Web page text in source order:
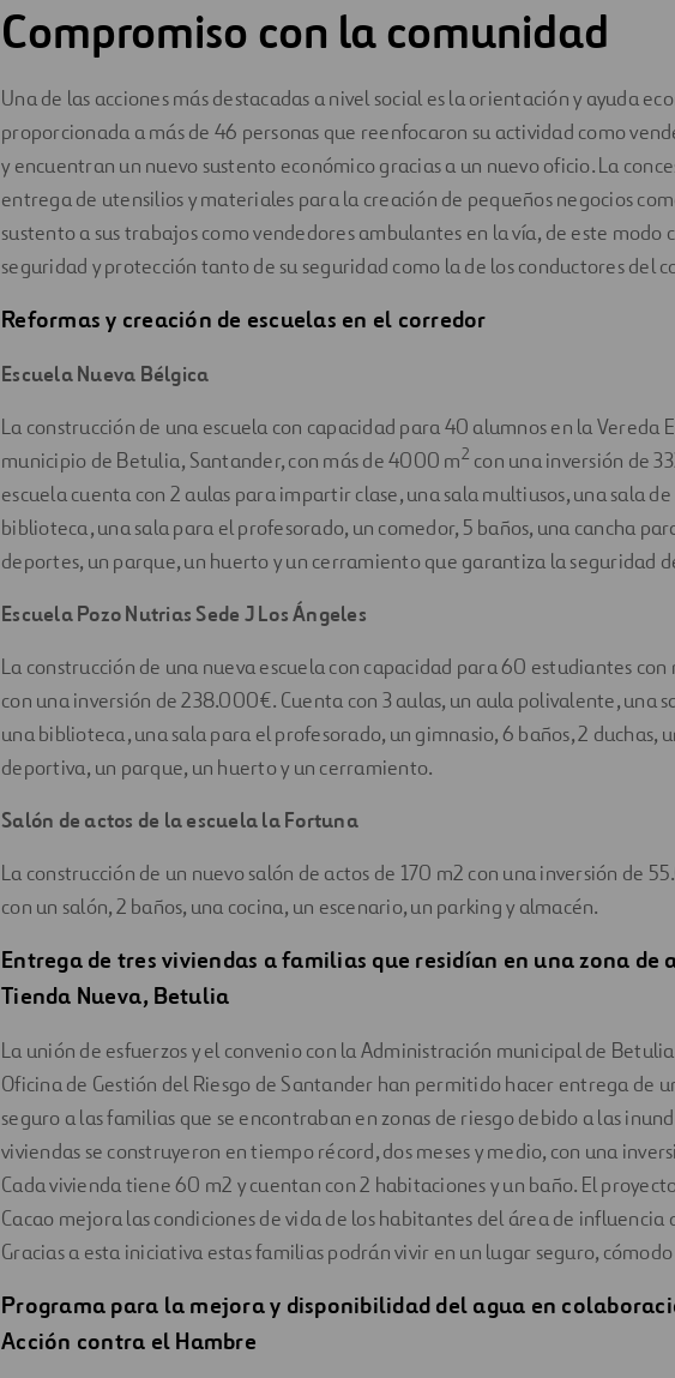
Compromiso con la comunidad
Una de las acciones más destacadas a nivel social es la orientación y ayuda
proporcionada a más de 46 personas que reenfocaron su actividad como
y encuentran un nuevo sustento económico gracias a un nuevo oficio. La
entrega de utensilios y materiales para la creación de pequeños negocios
sustento a sus trabajos como vendedores ambulantes en la vía, de este modo
seguridad y protección tanto de su seguridad como la de los conductores del
Reformas y creación de escuelas en el corredor
Escuela Nueva Bélgica
La construcción de una escuela con capacidad para 40 alumnos en la Vereda
municipio de Betulia, Santander, con más de 4000 m2 con una inversión de
escuela cuenta con 2 aulas para impartir clase, una sala multiusos, una sala
biblioteca, una sala para el profesorado, un comedor, 5 baños, una cancha
deportes, un parque, un huerto y un cerramiento que garantiza la seguridad
Escuela Pozo Nutrias Sede J Los Ángeles
La construcción de una nueva escuela con capacidad para 60 estudiantes
con una inversión de 238.000€. Cuenta con 3 aulas, un aula polivalente, una
una biblioteca, una sala para el profesorado, un gimnasio, 6 baños, 2 duchas,
deportiva, un parque, un huerto y un cerramiento.
Salón de actos de la escuela la Fortuna
La construcción de un nuevo salón de actos de 170 m2 con una inversión de
con un salón, 2 baños, una cocina, un escenario, un parking y almacén.
Entrega de tres viviendas a familias que residían en una zona de
Tienda Nueva, Betulia
La unión de esfuerzos y el convenio con la Administración municipal de
Oficina de Gestión del Riesgo de Santander han permitido hacer entrega de
seguro a las familias que se encontraban en zonas de riesgo debido a las
viviendas se construyeron en tiempo récord, dos meses y medio, con una
Cada vivienda tiene 60 m2 y cuentan con 2 habitaciones y un baño. El
Cacao mejora las condiciones de vida de los habitantes del área de influencia
Gracias a esta iniciativa estas familias podrán vivir en un lugar seguro,
Programa para la mejora y disponibilidad del agua en
Acción contra el Hambre